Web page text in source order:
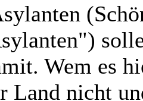
Wem es
Land nicht